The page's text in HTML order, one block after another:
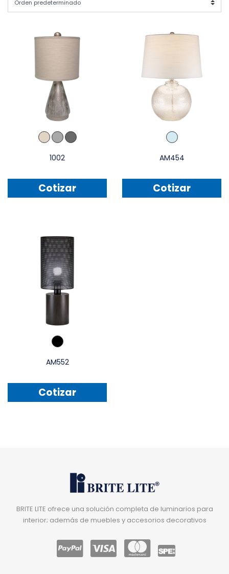
1002
Cotizar
AM454
Cotizar
AM552
Cotizar
BRITE LITE ofrece una solución completa de luminarios para
interior; además de muebles y accesorios decorativos